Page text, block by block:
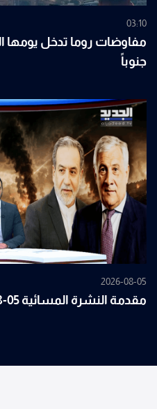
03:10
مفاوضات روما تدخل يومها
جنوباً
2026-08-05
مقدمة النشرة المسائية 05-08-2026